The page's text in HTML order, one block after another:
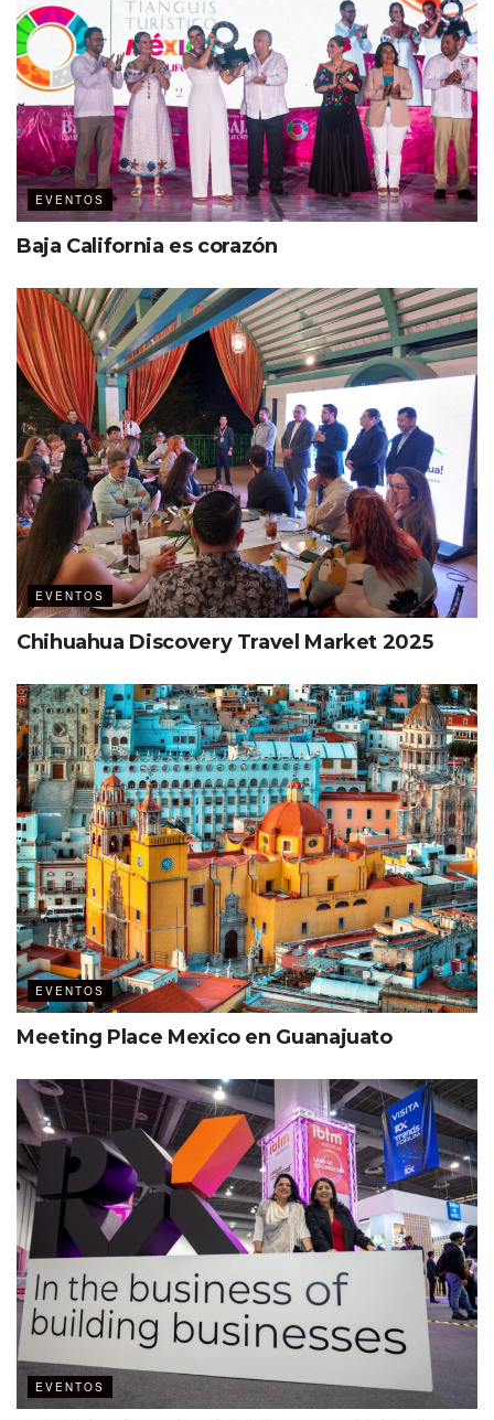
EVENTOS
Baja California es corazón
EVENTOS
Chihuahua Discovery Travel Market 2025
EVENTOS
Meeting Place Mexico en Guanajuato
EVENTOS